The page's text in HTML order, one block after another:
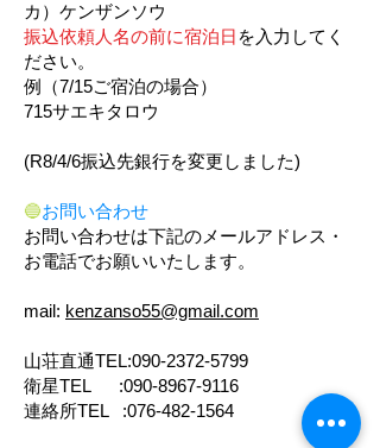
カ）ケンザンソウ
振込依頼人名の前に宿泊日 を入力 してく
ださい。
例（7/15ご宿泊の場合）
715サエキタロウ
​(R8/4/6振込先銀行を変更しました)
🔵お問い合わせ
お問い合わせは下記のメールアドレス・
お電話でお願いいたします。
​mail: kenzanso55@gmail.com
山荘直通TEL:090-2372-5799
衛星TEL :090-8967-9116
連絡所TEL :076-482-1564